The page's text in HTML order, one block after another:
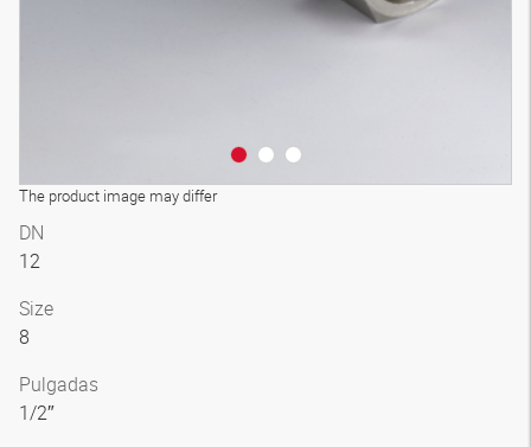
The product image may differ
DN
12
Size
8
Pulgadas
1/2″